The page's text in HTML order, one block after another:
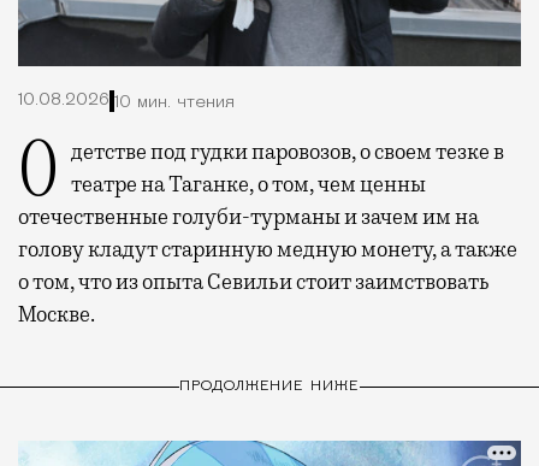
10.08.2026 10 мин. чтения
О детстве под гудки паровозов, о своем тезке в театре на Таганке, о том, чем ценны
отечественные голуби-турманы и зачем им на
голову кладут старинную медную монету, а также
о том, что из опыта Севильи стоит заимствовать
Москве.
ПРОДОЛЖЕНИЕ НИЖЕ